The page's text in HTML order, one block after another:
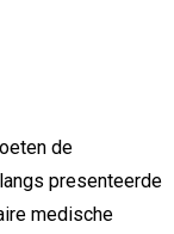
de
presenteerde
medische